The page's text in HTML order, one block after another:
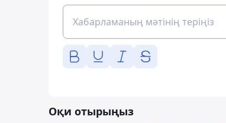
Оқи отырыңыз